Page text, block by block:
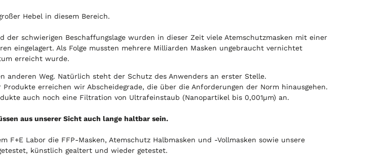
Hebel in diesem Bereich.
der schwierigen Beschaffungslage wurden in dieser Zeit viele Atemschutzmasken mit einer
eingelagert. Als Folge mussten mehrere Milliarden Masken ungebraucht vernichtet
erreicht wurde.
anderen Weg. Natürlich steht der Schutz des Anwenders an erster Stelle.
erreichen wir Abscheidegrade, die über die Anforderungen der Norm hinausgehen.
auch noch eine Filtration von Ultrafeinstaub (Nanopartikel bis 0,001µm) an.
aus unserer Sicht auch lange haltbar sein.
F+E Labor die FFP-Masken, Atemschutz Halbmasken und -Vollmasken sowie unsere
künstlich gealtert und wieder getestet.